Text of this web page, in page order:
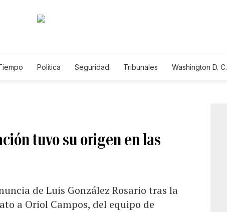
Política Seguridad Tribunales Washington D. C.
tuvo su origen en las
de Luis González Rosario tras la
a Oriol Campos, del equipo de